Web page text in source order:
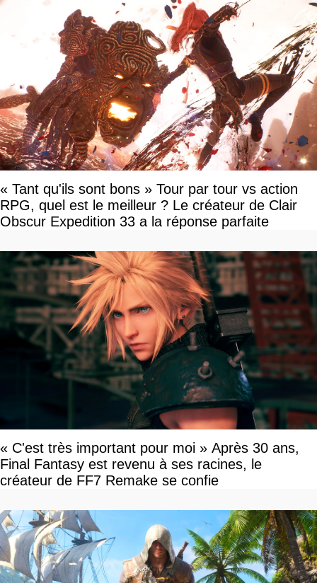
« Tant qu'ils sont bons » Tour par tour vs action
RPG, quel est le meilleur ? Le créateur de Clair
Obscur Expedition 33 a la réponse parfaite
« C'est très important pour moi » Après 30 ans,
Final Fantasy est revenu à ses racines, le
créateur de FF7 Remake se confie